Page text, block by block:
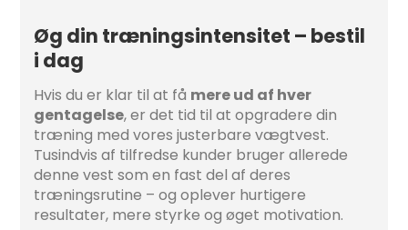
Øg din træningsintensitet – bestil
i dag
Hvis du er klar til at få mere ud af hver
gentagelse, er det tid til at opgradere din
træning med vores justerbare vægtvest.
Tusindvis af tilfredse kunder bruger allerede
denne vest som en fast del af deres
træningsrutine – og oplever hurtigere
resultater, mere styrke og øget motivation.